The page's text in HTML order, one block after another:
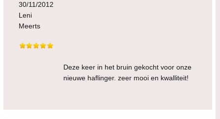
30/11/2012
Leni
Meerts
Deze keer in het bruin gekocht voor onze
nieuwe haflinger. zeer mooi en kwalliteit!